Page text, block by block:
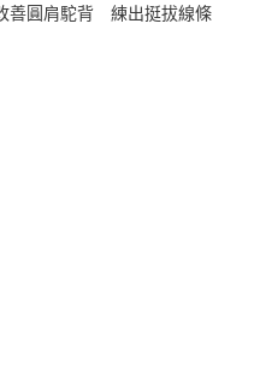
善圓肩駝背 練出挺拔線條